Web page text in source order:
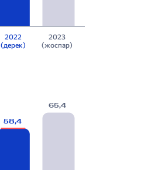
2022
(дерек)
2023
(жоспар)
58,4
65,4